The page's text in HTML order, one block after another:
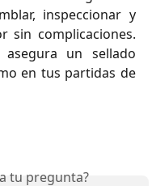
inspeccionar y
sin complicaciones.
asegura un sellado
en tus partidas de
tu pregunta?